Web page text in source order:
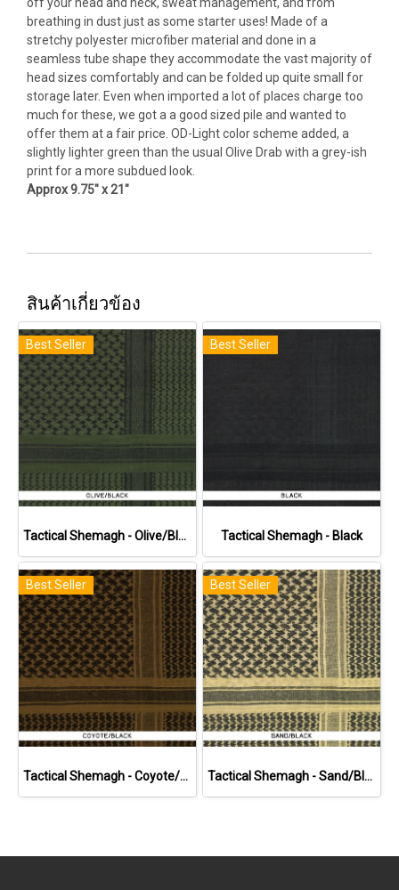
breathing in dust just as some starter uses! Made of a
stretchy polyester microfiber material and done in a
seamless tube shape they accommodate the vast majority of
head sizes comfortably and can be folded up quite small for
storage later. Even when imported a lot of places charge too
much for these, we got a a good sized pile and wanted to
offer them at a fair price. OD-Light color scheme added, a
slightly lighter green than the usual Olive Drab with a grey-ish
print for a more subdued look.
Approx 9.75" x 21"
สินค้าเกี่ยวข้อง
Best Seller
Tactical Shemagh - Olive/Black
Best Seller
Tactical Shemagh - Black
Best Seller
Tactical Shemagh - Coyote/Black
Best Seller
Tactical Shemagh - Sand/Black